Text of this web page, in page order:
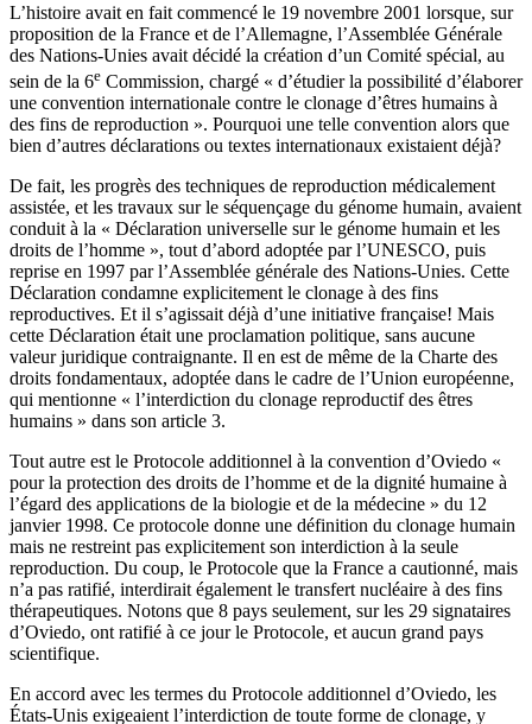
L’histoire avait en fait commencé le 19 novembre 2001 lorsque, sur
proposition de la France et de l’Allemagne, l’Assemblée Générale
des Nations-Unies avait décidé la création d’un Comité spécial, au
sein de la 6e Commission, chargé « d’étudier la possibilité d’élaborer
une convention internationale contre le clonage d’êtres humains à
des fins de reproduction ». Pourquoi une telle convention alors que
bien d’autres déclarations ou textes internationaux existaient déjà?
De fait, les progrès des techniques de reproduction médicalement
assistée, et les travaux sur le séquençage du génome humain, avaient
conduit à la « Déclaration universelle sur le génome humain et les
droits de l’homme », tout d’abord adoptée par l’UNESCO, puis
reprise en 1997 par l’Assemblée générale des Nations-Unies. Cette
Déclaration condamne explicitement le clonage à des fins
reproductives. Et il s’agissait déjà d’une initiative française! Mais
cette Déclaration était une proclamation politique, sans aucune
valeur juridique contraignante. Il en est de même de la Charte des
droits fondamentaux, adoptée dans le cadre de l’Union européenne,
qui mentionne « l’interdiction du clonage reproductif des êtres
humains » dans son article 3.
Tout autre est le Protocole additionnel à la convention d’Oviedo «
pour la protection des droits de l’homme et de la dignité humaine à
l’égard des applications de la biologie et de la médecine » du 12
janvier 1998. Ce protocole donne une définition du clonage humain
mais ne restreint pas explicitement son interdiction à la seule
reproduction. Du coup, le Protocole que la France a cautionné, mais
n’a pas ratifié, interdirait également le transfert nucléaire à des fins
thérapeutiques. Notons que 8 pays seulement, sur les 29 signataires
d’Oviedo, ont ratifié à ce jour le Protocole, et aucun grand pays
scientifique.
En accord avec les termes du Protocole additionnel d’Oviedo, les
États-Unis exigeaient l’interdiction de toute forme de clonage, y